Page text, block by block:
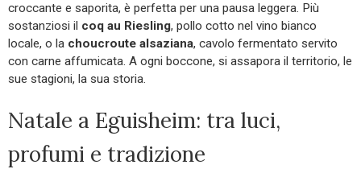
croccante e saporita, è perfetta per una pausa leggera. Più
sostanziosi il coq au Riesling, pollo cotto nel vino bianco
locale, o la choucroute alsaziana, cavolo fermentato servito
con carne affumicata. A ogni boccone, si assapora il territorio, le
sue stagioni, la sua storia.
Natale a Eguisheim: tra luci,
profumi e tradizione